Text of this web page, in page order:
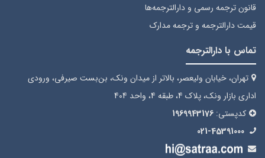
قانون ترجمه رسمی و دارالترجمه‌ها
قیمت دارالترجمه و ترجمه مدارک
تماس با دارالترجمه
تهران، خیابان ولیعصر، بالاتر از میدان ونک، بن‌بست صیرفی، ورودی
اداری بازار ونک، پلاک 4، طبقه 4، واحد 404
کدپستی: 1969943176
021-45391000